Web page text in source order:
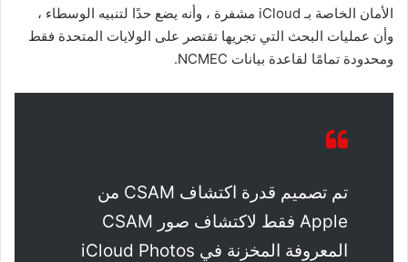
الأمان الخاصة بـ iCloud مشفرة ، وأنه يضع حدًا لتنبيه الوسطاء ،
وأن عمليات البحث التي تجريها تقتصر على الولايات المتحدة فقط
ومحدودة تمامًا لقاعدة بيانات NCMEC.
تم تصميم قدرة اكتشاف CSAM من
Apple فقط لاكتشاف صور CSAM
المعروفة المخزنة في iCloud Photos